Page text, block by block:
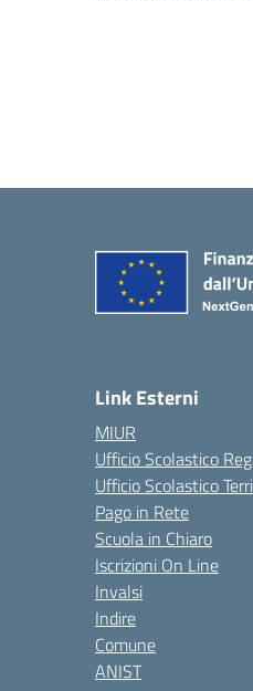
Link Esterni
MIUR
Ufficio Scolastico
Ufficio Scolastico
Pago in Rete
Scuola in Chiaro
Iscrizioni On Line
Invalsi
Indire
Comune
ANIST